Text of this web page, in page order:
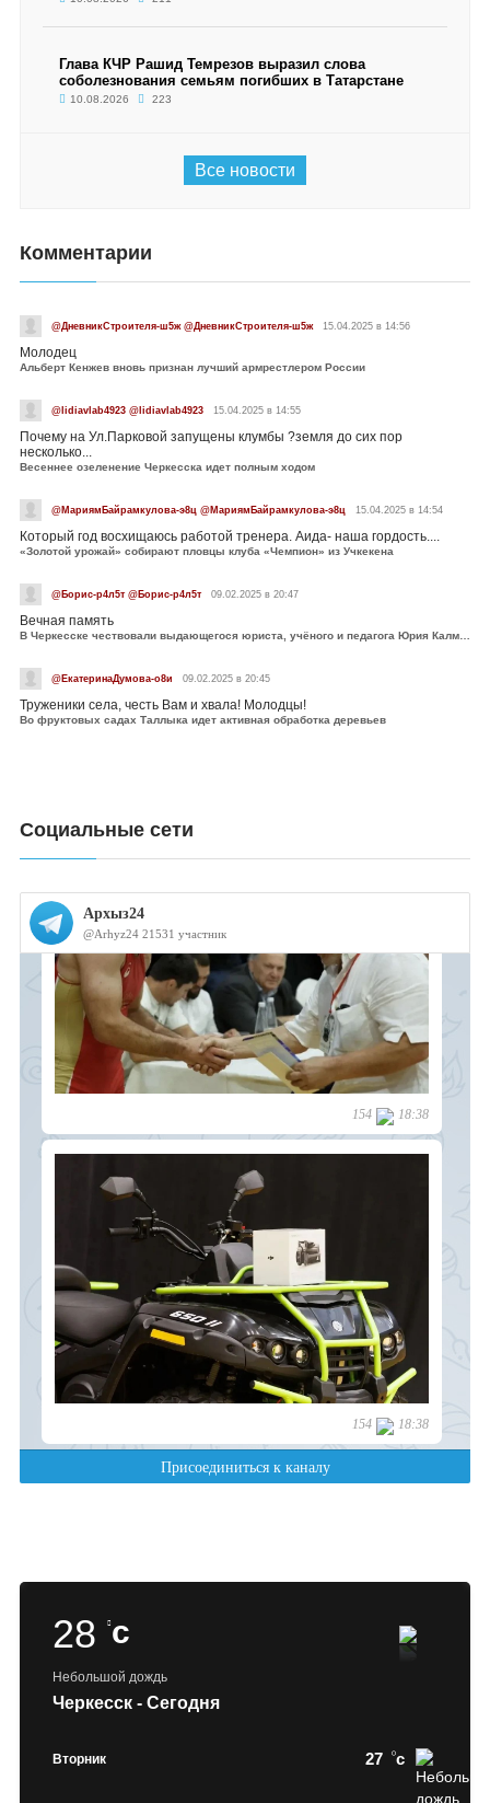
Глава КЧР Рашид Темрезов выразил слова
соболезнования семьям погибших в Татарстане
10.08.2026 223
Все новости
Комментарии
@ДневникСтроителя-ш5ж @ДневникСтроителя-ш5ж 15.04.2025 в 14:56
Молодец
Альберт Кенжев вновь признан лучший армрестлером России
@lidiavlab4923 @lidiavlab4923 15.04.2025 в 14:55
Почему на Ул.Парковой запущены клумбы ?земля до сих пор
несколько...
Весеннее озеленение Черкесска идет полным ходом
@МариямБайрамкулова-э8ц @МариямБайрамкулова-э8ц 15.04.2025 в 14:54
Который год восхищаюсь работой тренера. Аида- наша гордость....
«Золотой урожай» собирают пловцы клуба «Чемпион» из Учкекена
@Борис-р4л5т @Борис-р4л5т 09.02.2025 в 20:47
Вечная память
В Черкесске чествовали выдающегося юриста, учёного и педагога Юрия Калмыкова
@ЕкатеринаДумова-о8и 09.02.2025 в 20:45
Труженики села, честь Вам и хвала! Молодцы!
Во фруктовых садах Таллыка идет активная обработка деревьев
Социальные сети
28 c
Небольшой дождь
Черкесск - Сегодня
Вторник 27 c